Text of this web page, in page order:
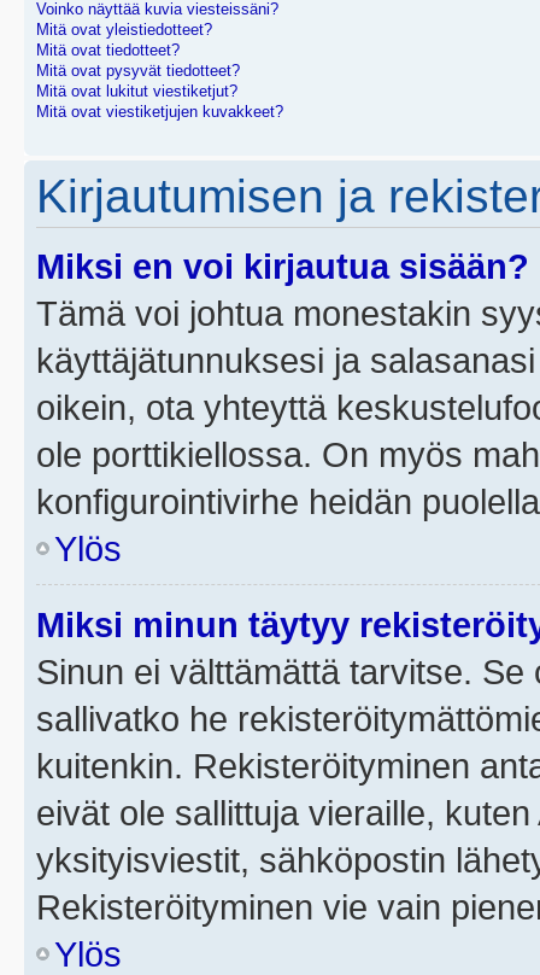
Voinko näyttää kuvia viesteissäni?
Mitä ovat yleistiedotteet?
Mitä ovat tiedotteet?
Mitä ovat pysyvät tiedotteet?
Mitä ovat lukitut viestiketjut?
Mitä ovat viestiketjujen kuvakkeet?
Kirjautumisen ja
Miksi en voi kirjautua sisään?
Tämä voi johtua monestakin
käyttäjätunnuksesi ja
oikein, ota yhteyttä
ole porttikiellossa. On myös
konfigurointivirhe heidän
Ylös
Miksi minun täytyy
Sinun ei välttämättä tarvitse.
sallivatko he
kuitenkin. Rekisteröityminen
eivät ole sallittuja vieraille,
yksityisviestit, sähköpostin
Rekisteröityminen vie vain
Ylös